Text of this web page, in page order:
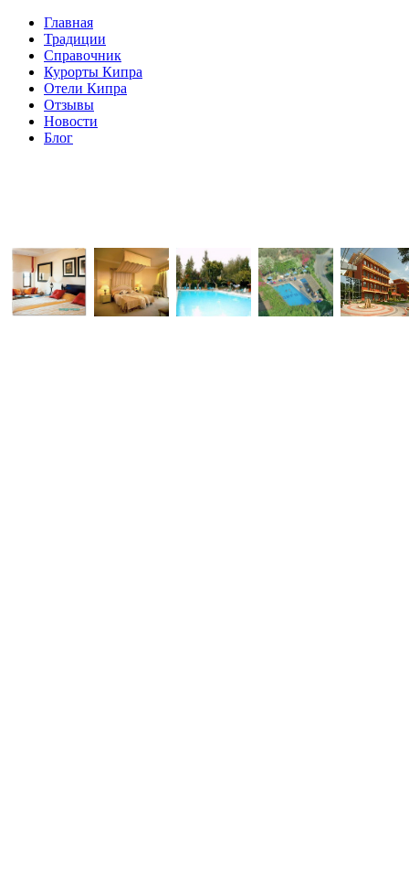
Главная
Традиции
Справочник
Курорты Кипра
Отели Кипра
Отзывы
Новости
Блог